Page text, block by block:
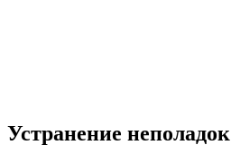
Устранение неполадок